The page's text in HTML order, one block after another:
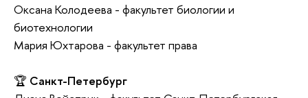
Оксана Колодеева - факультет биологии и
биотехнологии
Мария Юхтарова - факультет права
🏆 Санкт-Петербург